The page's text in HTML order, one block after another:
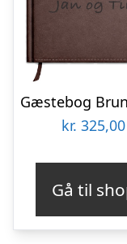
kr. 325,00
Gå til